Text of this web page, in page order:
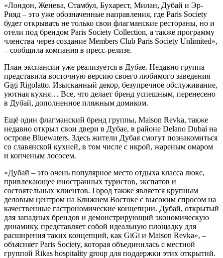
«Лондон, Женева, Стамбул, Бухарест, Милан, Дубай и Эр-
Рияд – это уже обозначенные направления, где Paris Society
будет открывать не только свои флагманские рестораны, но и
отели под брендом Paris Society Collection, а также программу
членства через создание Members Club Paris Society Unlimited»,
– сообщила компания в пресс-релизе.
План экспансии уже реализуется в Дубае. Недавно группа
представила восточную версию своего любимого заведения
Gigi Rigolatto. Изысканный декор, безупречное обслуживание,
уютная кухня… Все, что делает бренд успешным, перенесено
в Дубай, дополненное пляжным домиком.
Ещё один флагманский бренд группы, Maison Revka, также
недавно открыл свои двери в Дубае, в районе Delano Dubai на
острове Bluewaters. Здесь жители Дубая смогут познакомиться
со славянской кухней, в том числе с икрой, жареным омаром
и копченым лососем.
«Дубай – это очень популярное место отдыха класса люкс,
привлекающее иностранных туристов, экспатов и
состоятельных клиентов. Город также является крупным
деловым центром на Ближнем Востоке с высоким спросом на
качественные гастрономические концепции. Дубай, открытый
для западных брендов и демонстрирующий экономическую
динамику, представляет собой идеальную площадку для
расширения таких концепций, как GiGi и Maison Revka», –
объясняет Paris Society, которая объединилась с местной
группой Rikas hospitality group для поддержки этих открытий.